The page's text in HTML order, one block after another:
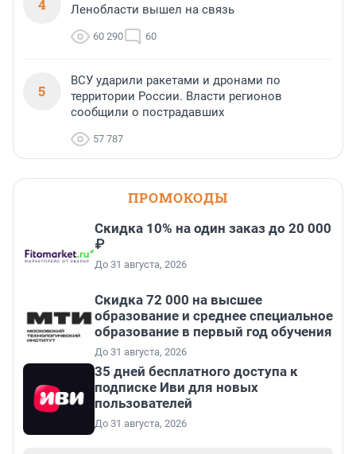
4
Ленобласти вышел на связь
60 290 60
5
ВСУ ударили ракетами и дронами по
территории России. Власти регионов
сообщили о пострадавших
57 787
ПРОМОКОДЫ
Скидка 10% на один заказ до 20 000
₽
До 31 августа, 2026
Скидка 72 000 на высшее
образование и среднее специальное
образование в первый год обучения
До 31 августа, 2026
35 дней бесплатного доступа к
подписке Иви для новых
пользователей
До 31 августа, 2026